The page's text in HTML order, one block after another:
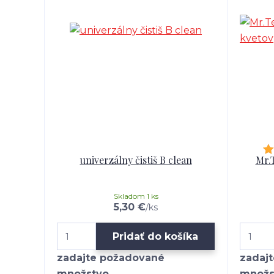
univerzálny čistiš B clean
5,30 €/ks
Skladom 1 ks
Pridať do košíka